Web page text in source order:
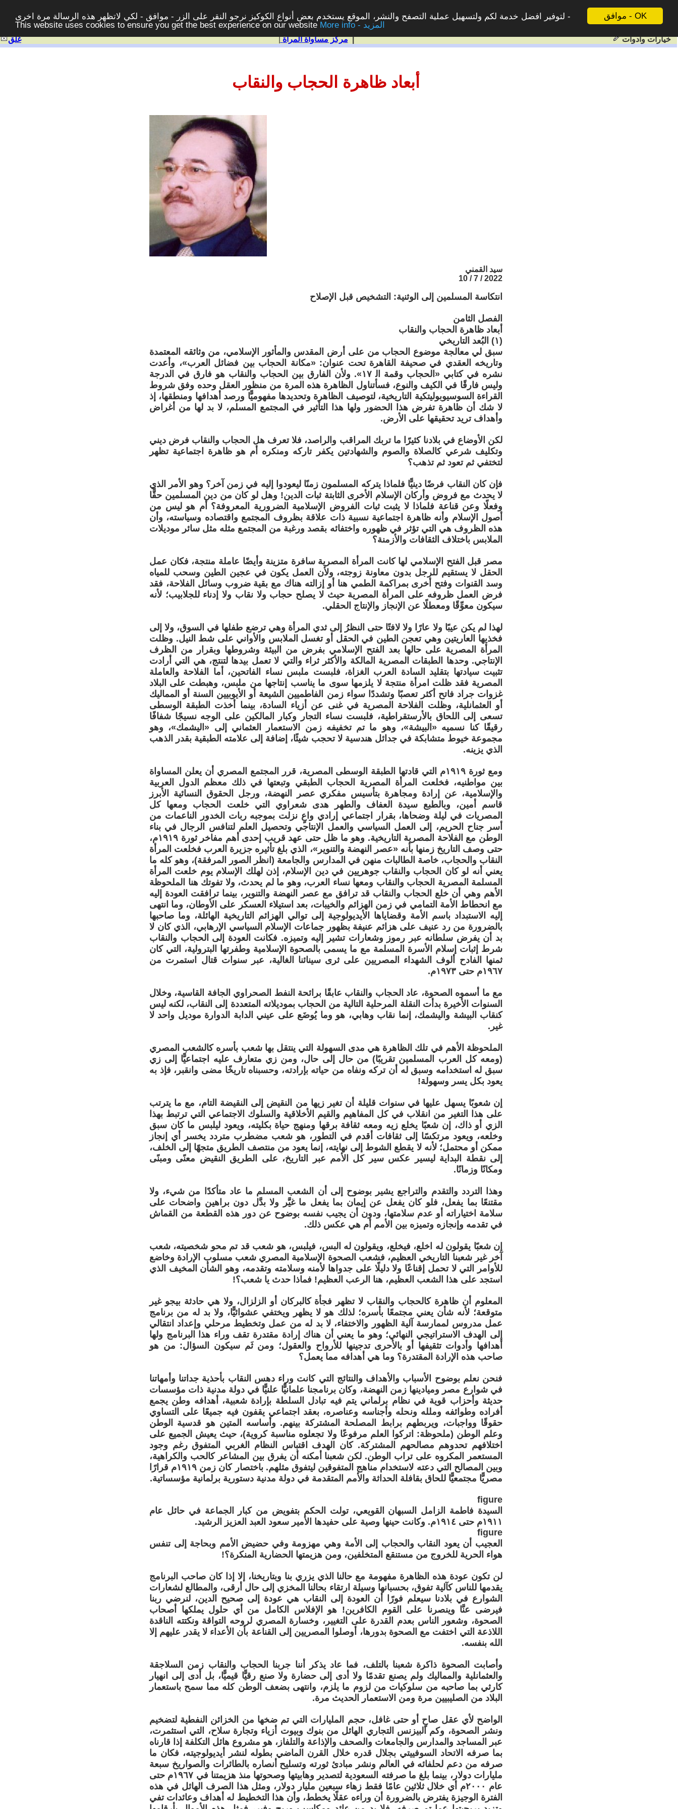
موافق - OK
لتوفير افضل خدمة لكم ولتسهيل عملية التصفح والنشر، الموقع يستخدم بعض أنواع الكوكيز نرجو النقر على الزر - موافق - لكي لاتظهر هذه الرسالة مرة اخرى -
This website uses cookies to ensure you get the best experience on our website
More info - المزيد
غلق | مركز مساواة المرأة| خيارات وادوات
أبعاد ظاهرة الحجاب والنقاب
سيد القمني
2022 / 7 / 10
انتكاسة المسلمين إلى الوثنية: التشخيص قبل الإصلاح
الفصل الثامن
أبعاد ظاهرة الحجاب والنقاب
(١) البُعد التاريخي
سبق لي معالجة موضوع الحجاب من على أرض المقدس والمأثور الإسلامي، من وثائقه المعتمدة
وتاريخه العقدي في صحيفة القاهرة تحت عنوان: «مكانة الحجاب بين فضائل العرب»، وأعدت
نشره في كتابي «الحجاب وقمة اﻟ ١٧». ولأن الفارق بين الحجاب والنقاب هو فارق في الدرجة
وليس فارقًا في الكيف والنوع، فسأتناول الظاهرة هذه المرة من منظور العقل وحده وفق شروط
القراءة السوسيوبوليتكية التاريخية، لتوصيف الظاهرة وتحديدها مفهوميًّا ورصد أهدافها ومنطقها، إذ
لا شك أن ظاهرة تفرض هذا الحضور ولها هذا التأثير في المجتمع المسلم، لا بد لها من أغراض
وأهداف تريد تحقيقها على الأرض.
لكن الأوضاع في بلادنا كثيرًا ما تربك المراقب والراصد، فلا تعرف هل الحجاب والنقاب فرض ديني
وتكليف شرعي كالصلاة والصوم والشهادتين يكفر تاركه ومنكره أم هو ظاهرة اجتماعية تظهر
لتختفي ثم تعود ثم تذهب؟
فإن كان النقاب فرضًا دينيًّا فلماذا يتركه المسلمون زمنًا ليعودوا إليه في زمن آخر؟ وهو الأمر الذي
لا يحدث مع فروض وأركان الإسلام الأخرى الثابتة ثبات الدين! وهل لو كان من دين المسلمين حقًّا
وفعلًا وعن قناعة فلماذا لا يثبت ثبات الفروض الإسلامية الضرورية المعروفة؟ أم هو ليس من
أصول الإسلام وأنه ظاهرة اجتماعية نسبية ذات علاقة بظروف المجتمع واقتصاده وسياسته، وأن
هذه الظروف هي التي تؤثر في ظهوره واختفائه بقصد ورغبة من المجتمع مثله مثل سائر موديلات
الملابس باختلاف الثقافات والأزمنة؟
مصر قبل الفتح الإسلامي لها كانت المرأة المصرية سافرة متزينة وأيضًا عاملة منتجة، فكان عمل
الحقل لا يستقيم للرجل بدون معاونة زوجته، ولأن العمل يكون في عجين الطين وسحب للمياه
وسد القنوات وفتح أخرى بمراكمة الطمي هنا أو إزالته هناك مع بقية ضروب وسائل الفلاحة، فقد
فرض العمل ظروفه على المرأة المصرية حيث لا يصلح حجاب ولا نقاب ولا إدناء للجلابيب؛ لأنه
سيكون معوِّقًا ومعطلًا عن الإنجاز والإنتاج الحقلي.
لهذا لم يكن عيبًا ولا عارًا ولا لافتًا حتى النظرُ إلى ثدي المرأة وهي ترضع طفلها في السوق، ولا إلى
فخذيها العاريتين وهي تعجن الطين في الحقل أو تغسل الملابس والأواني على شط النيل. وظلت
المرأة المصرية على حالها بعد الفتح الإسلامي بفرض من البيئة وشروطها وبقرار من الظرف
الإنتاجي. وحدها الطبقات المصرية المالكة والأكثر ثراء والتي لا تعمل بيدها لتنتج، هي التي أرادت
تثبيت سيادتها بتقليد السادة العرب الغزاة، فلبست ملبس نساء الفاتحين، أما الفلاحة والعاملة
المصرية فقد ظلت امرأة منتجة لا يلزمها سوى ما يناسب إنتاجها من ملبس، وهبطت على البلاد
غزوات جراد فاتح أكثر تعصبًا وتشددًا سواء زمن الفاطميين الشيعة أو الأيوبيين السنة أو المماليك
أو العثمانلية، وظلت الفلاحة المصرية في غنى عن أزياء السادة، بينما أخذت الطبقة الوسطى
تسعى إلى اللحاق بالأرستقراطية، فلبست نساء التجار وكبار المالكين على الوجه نسيجًا شفافًا
رقيقًا كنا نسميه «البيشة»، وهو ما تم تخفيفه زمن الاستعمار العثماني إلى «اليشمك»، وهو
مجموعة خيوط متشابكة في جدائل هندسية لا تحجب شيئًا، إضافة إلى علامته الطبقية بقدر الذهب
الذي يزينه.
ومع ثورة ١٩١٩م التي قادتها الطبقة الوسطى المصرية، قرر المجتمع المصري أن يعلن المساواة
بين مواطنيه، فخلعت المرأة المصرية الحجاب الطبقي وتبعتها في ذلك معظم الدول العربية
والإسلامية، عن إرادة ومجاهرة بتأسيس مفكري عصر النهضة، ورجل الحقوق النسائية الأبرز
قاسم أمين، وبالطبع سيدة العفاف والطهر هدى شعراوي التي خلعت الحجاب ومعها كل
المصريات في ليلة وضحاها، بقرار اجتماعي إرادي واعٍ نزلت بموجبه ربات الخدور الناعمات من
أسر جناح الحريم، إلى العمل السياسي والعمل الإنتاجي وتحصيل العلم لتنافس الرجال في بناء
الوطن مع الفلاحة المصرية التاريخية. وهو ما ظل حتى عهد قريب إحدى أهم مفاخر ثورة ١٩١٩م،
حتى وصف التاريخ زمنها بأنه «عصر النهضة والتنوير»، الذي بلغ تأثيره جزيرة العرب فخلعت المرأة
النقاب والحجاب، خاصة الطالبات منهن في المدارس والجامعة (انظر الصور المرفقة)، وهو كله ما
يعني أنه لو كان الحجاب والنقاب جوهريين في دين الإسلام، إذن لهلك الإسلام يوم خلعت المرأة
المسلمة المصرية الحجاب والنقاب ومعها نساء العرب، وهو ما لم يحدث، ولا تفوتك هنا الملحوظة
الأهم وهي أن خلع الحجاب والنقاب قد ترافق مع عصر النهضة والتنوير، بينما ترافقت العودة إليه
مع انحطاط الأمة التمامي في زمن الهزائم والخيبات، بعد استيلاء العسكر على الأوطان، وما انتهى
إليه الاستبداد باسم الأمة وقضاياها الأيديولوجية إلى توالي الهزائم التاريخية الهائلة، وما صاحبها
بالضرورة من رد عنيف على هزائم عنيفة بظهور جماعات الإسلام السياسي الإرهابي، الذي كان لا
بد أن يفرض سلطانه عبر رموز وشعارات تشير إليه وتميزه. فكانت العودة إلى الحجاب والنقاب
شرط إثبات إسلام الأسرة المسلمة مع ما يسمى بالصحوة الإسلامية وطفرتها البترولية، التي كان
ثمنها الفادح ألوف الشهداء المصريين على ثرى سينائنا الغالية، عبر سنوات قتال استمرت من
١٩٦٧م حتى ١٩٧٣م.
مع ما أسموه الصحوة، عاد الحجاب والنقاب عابقًا برائحة النفط الصحراوي الجافة القاسية، وخلال
السنوات الأخيرة بدأت النقلة المرحلية التالية من الحجاب بموديلاته المتعددة إلى النقاب، لكنه ليس
كنقاب البيشة واليشمك، إنما نقاب وهابي، هو وما يُوضَع على عيني الدابة الدوارة موديل واحد لا
غير.
الملحوظة الأهم في تلك الظاهرة هي مدى السهولة التي ينتقل بها شعب بأسره كالشعب المصري
(ومعه كل العرب المسلمين تقريبًا) من حال إلى حال، ومن زي متعارف عليه اجتماعيًّا إلى زي
سبق له استخدامه وسبق له أن تركه ونفاه من حياته بإرادته، وحسبناه تاريخًا مضى وانقبر، فإذ به
يعود بكل يسر وسهولة!
إن شعوبًا يسهل عليها في سنوات قليلة أن تغير زيها من النقيض إلى النقيضة التام، مع ما يترتب
على هذا التغير من انقلاب في كل المفاهيم والقيم الأخلاقية والسلوك الاجتماعي التي ترتبط بهذا
الزي أو ذاك، إن شعبًا يخلع زيه ومعه ثقافة برقها ومنهج حياة بكليته، ويعود ليلبس ما كان سبق
وخلعه، ويعود مرتكسًا إلى ثقافات أقدم في التطور، هو شعب مضطرب متردد يخسر أي إنجاز
ممكن أو محتمل؛ لأنه لا يقطع الشوط إلى نهايته، إنما يعود من منتصف الطريق متجهًا إلى الخلف،
إلى نقطة البداية ليسير عكس سير كل الأمم عبر التاريخ، على الطريق النقيض معنًى ومبنًى
ومكانًا وزمانًا.
وهذا التردد والتقدم والتراجع يشير بوضوح إلى أن الشعب المسلم ما عاد متأكدًا من شيء، ولا
مقتنعًا بما يفعل، فلو كان يفعل عن إيمان بما يفعل ما غيَّر ولا بدَّل دون براهين واضحات على
سلامة اختياراته أو عدم سلامتها، ودون أن يجيب نفسه بوضوح عن دور هذه القطعة من القماش
في تقدمه وإنجازه وتميزه بين الأمم أم هي عكس ذلك.
إن شعبًا يقولون له اخلع، فيخلع، ويقولون له البس، فيلبس، هو شعب قد تم محو شخصيته، شعب
آخر غير شعبنا التاريخي العظيم، فشعب الصحوة الإسلامية المصري شعب مسلوب الإرادة وخاضع
للأوامر التي لا تحمل إقناعًا ولا دليلًا على جدواها لأمنه وسلامته وتقدمه، وهو الشأن المخيف الذي
استجد على هذا الشعب العظيم، هنا الرعب العظيم! فماذا حدث يا شعب؟!
المعلوم أن ظاهرة كالحجاب والنقاب لا تظهر فجأة كالبركان أو الزلزال، ولا هي حادثة بيجو غير
متوقعة؛ لأنه شأن يعني مجتمعًا بأسره؛ لذلك هو لا يظهر ويختفي عشوائيًّا، ولا بد له من برنامج
عمل مدروس لممارسة آلية الظهور والاختفاء، لا بد له من عمل وتخطيط مرحلي وإعداد انتقالي
إلى الهدف الاستراتيجي النهائي؛ وهو ما يعني أن هناك إرادة مقتدرة تقف وراء هذا البرنامج ولها
أهدافها وأدوات تثقيفها أو بالأحرى تدجينها للأرواح والعقول؛ ومن ثَم سيكون السؤال: من هو
صاحب هذه الإرادة المقتدرة؟ وما هي أهدافه مما يعمل؟
فنحن نعلم بوضوح الأسباب والأهداف والنتائج التي كانت وراء دهس النقاب بأحذية جداتنا وأمهاتنا
في شوارع مصر وميادينها زمن النهضة، وكان برنامجنا علمانيًّا علنيًّا في دولة مدنية ذات مؤسسات
حديثة وأحزاب قوية في نظام برلماني يتم فيه تبادل السلطة بإرادة شعبية، أهدافه وطن يجمع
أفراده وطوائفه وملله ونحله وأجناسه وعناصره، بعقد اجتماعي يقفون فيه جميعًا على التساوي
حقوقًا وواجبات، ويربطهم برابط المصلحة المشتركة بينهم. وأساسه المتين هو قدسية الوطن
وعلم الوطن (ملحوظة: اتركوا العلم مرفوعًا ولا تجعلوه مناسبة كروية)، حيث يعيش الجميع على
اختلافهم تحدوهم مصالحهم المشتركة. كان الهدف اقتباس النظام الغربي المتفوق رغم وجود
المستعمر المكروه على تراب الوطن. لكن شعبنا أمكنه أن يفرق بين المشاعر كالحب والكراهية،
وبين المصالح التي دعته لاستخدام مناهج المتفوقين ليتفوق مثلهم. باختصار كان زمن ١٩١٩م قرارًا
مصريًّا مجتمعيًّا للحاق بقافلة الحداثة والأمم المتقدمة في دولة مدنية دستورية برلمانية مؤسساتية.
figure
السيدة فاطمة الزامل السبهان القويعي، تولت الحكم بتفويض من كبار الجماعة في حائل عام
١٩١١م حتى ١٩١٤م. وكانت حينها وصية على حفيدها الأمير سعود العبد العزيز الرشيد.
figure
العجيب أن يعود النقاب والحجاب إلى الأمة وهي مهزومة وفي حضيض الأمم وبحاجة إلى تنفس
هواء الحرية للخروج من مستنقع المتخلفين، ومن هزيمتها الحضارية المنكرة؟!
لن تكون عودة هذه الظاهرة مفهومة مع حالنا الذي يزري بنا وبتاريخنا، إلا إذا كان صاحب البرنامج
يقدمها للناس كآلية تفوق، بحسبانها وسيلة ارتقاء بحالنا المخزي إلى حال أرقى، والمطالع لشعارات
الشوارع في بلادنا سيعلم فورًا أن العودة إلى النقاب هي عودة إلى صحيح الدين، لنرضي ربنا
فيرضى عنَّا وينصرنا على القوم الكافرين! هو الإفلاس الكامل من أي حلول يملكها أصحاب
الصحوة، وشعور الناس بعدم القدرة على التغيير، وخسارة المصري لروحه التواقة ونكتته الناقدة
اللاذعة التي اختفت مع الصحوة بدورها، أوصلوا المصريين إلى القناعة بأن الأعداء لا يقدر عليهم إلا
الله بنفسه.
وأصابت الصحوة ذاكرة شعبنا بالتلف، فما عاد يذكر أننا جربنا الحجاب والنقاب زمن السلاجقة
والعثمانلية والمماليك ولم يصنع تقدمًا ولا أدى إلى حضارة ولا صنع رقيًّا قيميًّا، بل أدى إلى انهيار
كارثي بما صاحبه من سلوكيات من لزوم ما يلزم، وانتهى بضعف الوطن كله مما سمح باستعمار
البلاد من الصليبيين مرة ومن الاستعمار الحديث مرة.
الواضح لأي عقل صاحٍ أو حتى غافل، حجم المليارات التي تم ضخها من الخزائن النفطية لتضخيم
ونشر الصحوة، وكم البيزنس التجاري الهائل من بنوك وبيوت أزياء وتجارة سلاح، التي استثمرت،
عبر المساجد والمدارس والجامعات والصحف والإذاعة والتلفاز، هو مشروع هائل التكلفة إذا قارناه
بما صرفه الاتحاد السوفييتي بجلال قدره خلال القرن الماضي بطوله لنشر أيديولوجيته، فكان ما
صرفه من دعم لحلفائه في العالم ونشر مبادئ ثورته وتسليح أنصاره بالطائرات والصواريخ سبعة
مليارات دولار، بينما بلغ ما صرفته السعودية لتصدير وهابيتها وصحوتها منذ هزيمتنا في ١٩٦٧م حتى
عام ٢٠٠٠م أي خلال ثلاثين عامًا فقط زهاء سبعين مليار دولار، ومثل هذا الصرف الهائل في هذه
الفترة الوجيزة يفترض بالضرورة أن وراءه عقلًا يخطط، وأن هذا التخطيط له أهداف وعائدات تفي